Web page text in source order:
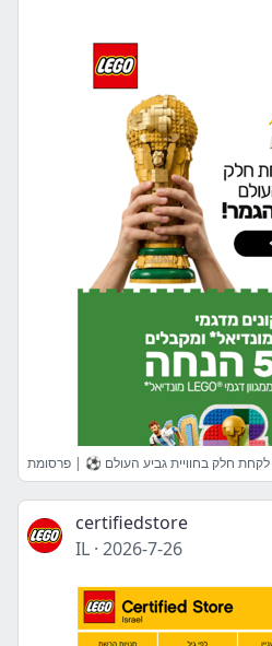
חלק בחוויית גביע העולם ⚽ | פרסומת
certifiedstore
IL · 2026-7-26